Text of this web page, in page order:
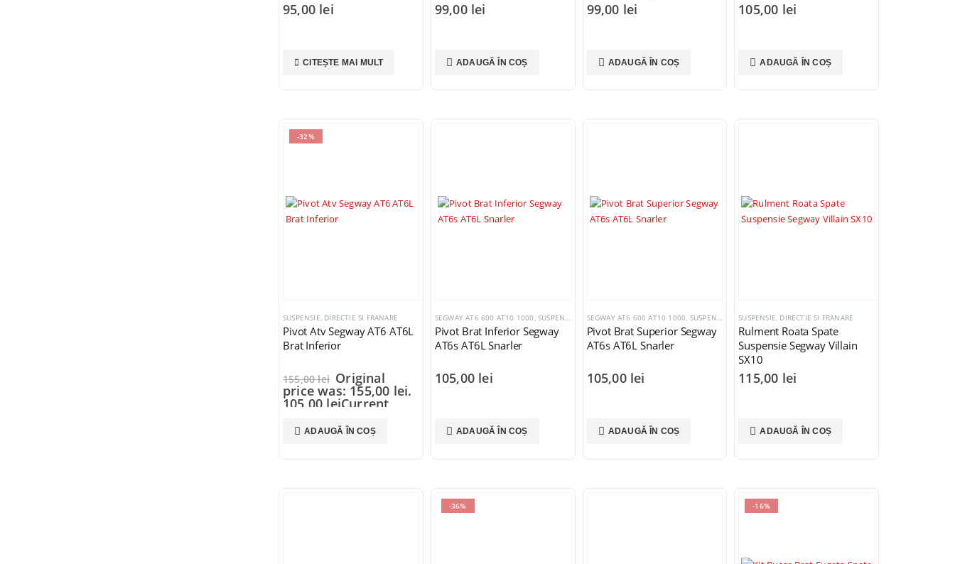
95,00 lei
CITEȘTE MAI MULT
99,00 lei
ADAUGĂ ÎN COȘ
99,00 lei
ADAUGĂ ÎN COȘ
105,00 lei
ADAUGĂ ÎN COȘ
-32%
SUSPENSIE, DIRECTIE SI FRANARE
Pivot Atv Segway AT6 AT6L
Brat Inferior
155,00lei Original
price was: 155,00 lei.
105,00 leiCurrent
ADAUGĂ ÎN COȘ
SEGWAY AT6 600 AT10 1000, SUSPENSIE, DIRECTIE SI FRANARE
Pivot Brat Inferior Segway
AT6s AT6L Snarler
105,00 lei
ADAUGĂ ÎN COȘ
SEGWAY AT6 600 AT10 1000, SUSPENSIE, DIRECTIE SI FRANARE
Pivot Brat Superior Segway
AT6s AT6L Snarler
105,00 lei
ADAUGĂ ÎN COȘ
SUSPENSIE, DIRECTIE SI FRANARE
Rulment Roata Spate
Suspensie Segway Villain
SX10
115,00 lei
ADAUGĂ ÎN COȘ
-36% -16%